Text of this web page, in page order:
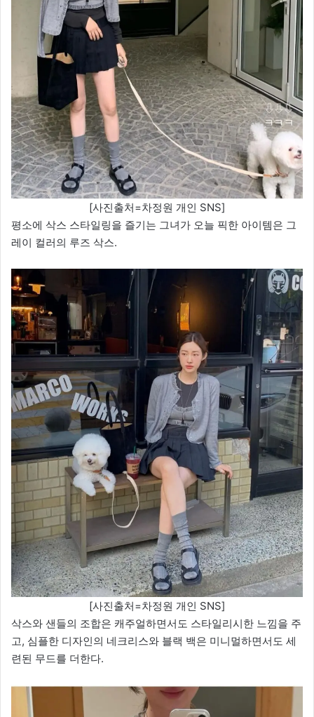
[사진출처=차정원 개인 SNS]
평소에 삭스 스타일링을 즐기는 그녀가 오늘 픽한 아이템은 그
레이 컬러의 루즈 삭스.
[사진출처=차정원 개인 SNS]
삭스와 샌들의 조합은 캐주얼하면서도 스타일리시한 느낌을 주
고, 심플한 디자인의 네크리스와 블랙 백은 미니멀하면서도 세
련된 무드를 더한다.